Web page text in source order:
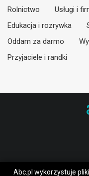
Rolnictwo
Usługi i
Edukacja i rozrywka
Oddam za darmo
Przyjaciele i randki
Abc.pl wykorzystuje